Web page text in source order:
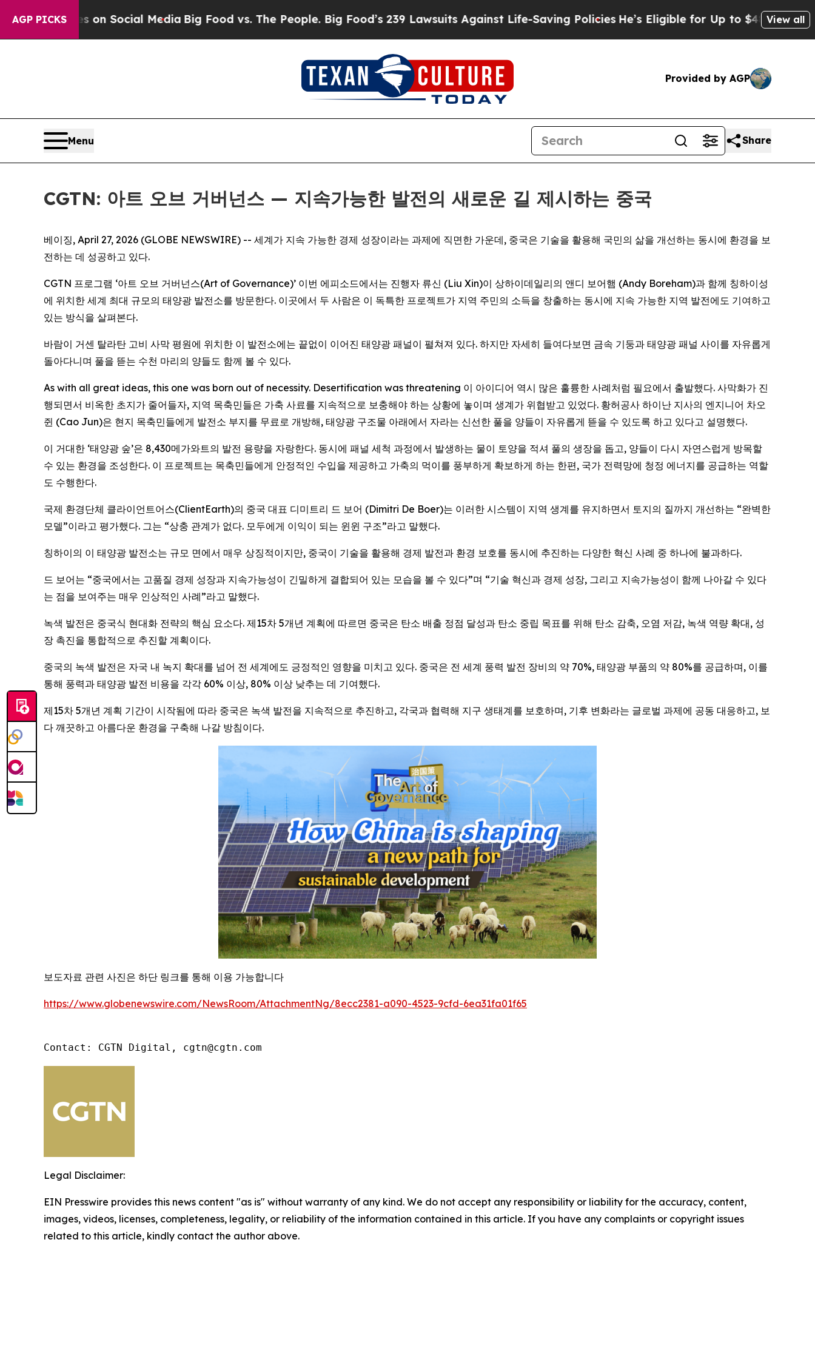
AGP PICKS
on Social MediaBig Food vs. The People. Big Food’s 239 Lawsuits Against Life-Saving PoliciesHe’s Eligible for Up to $480,000 AfterView all
Provided by AGP
Menu Share
CGTN: 아트 오브 거버넌스 — 지속가능한 발전의 새로운 길 제시하는 중국
베이징, April 27, 2026 (GLOBE NEWSWIRE) -- 세계가 지속 가능한 경제 성장이라는 과제에 직면한 가운데, 중국은 기술을 활용해 국민의 삶을 개선하는 동시에 환경을 보
전하는 데 성공하고 있다.
CGTN 프로그램 ‘아트 오브 거버넌스(Art of Governance)’ 이번 에피소드에서는 진행자 류신 (Liu Xin)이 상하이데일리의 앤디 보어햄 (Andy Boreham)과 함께 칭하이성
에 위치한 세계 최대 규모의 태양광 발전소를 방문한다. 이곳에서 두 사람은 이 독특한 프로젝트가 지역 주민의 소득을 창출하는 동시에 지속 가능한 지역 발전에도 기여하고
있는 방식을 살펴본다.
바람이 거센 탈라탄 고비 사막 평원에 위치한 이 발전소에는 끝없이 이어진 태양광 패널이 펼쳐져 있다. 하지만 자세히 들여다보면 금속 기둥과 태양광 패널 사이를 자유롭게
돌아다니며 풀을 뜯는 수천 마리의 양들도 함께 볼 수 있다.
As with all great ideas, this one was born out of necessity. Desertification was threatening 이 아이디어 역시 많은 훌륭한 사례처럼 필요에서 출발했다. 사막화가 진
행되면서 비옥한 초지가 줄어들자, 지역 목축민들은 가축 사료를 지속적으로 보충해야 하는 상황에 놓이며 생계가 위협받고 있었다. 황허공사 하이난 지사의 엔지니어 차오
쥔 (Cao Jun)은 현지 목축민들에게 발전소 부지를 무료로 개방해, 태양광 구조물 아래에서 자라는 신선한 풀을 양들이 자유롭게 뜯을 수 있도록 하고 있다고 설명했다.
이 거대한 ‘태양광 숲’은 8,430메가와트의 발전 용량을 자랑한다. 동시에 패널 세척 과정에서 발생하는 물이 토양을 적셔 풀의 생장을 돕고, 양들이 다시 자연스럽게 방목할
수 있는 환경을 조성한다. 이 프로젝트는 목축민들에게 안정적인 수입을 제공하고 가축의 먹이를 풍부하게 확보하게 하는 한편, 국가 전력망에 청정 에너지를 공급하는 역할
도 수행한다.
국제 환경단체 클라이언트어스(ClientEarth)의 중국 대표 디미트리 드 보어 (Dimitri De Boer)는 이러한 시스템이 지역 생계를 유지하면서 토지의 질까지 개선하는 “완벽한
모델”이라고 평가했다. 그는 “상충 관계가 없다. 모두에게 이익이 되는 윈윈 구조”라고 말했다.
칭하이의 이 태양광 발전소는 규모 면에서 매우 상징적이지만, 중국이 기술을 활용해 경제 발전과 환경 보호를 동시에 추진하는 다양한 혁신 사례 중 하나에 불과하다.
드 보어는 “중국에서는 고품질 경제 성장과 지속가능성이 긴밀하게 결합되어 있는 모습을 볼 수 있다”며 “기술 혁신과 경제 성장, 그리고 지속가능성이 함께 나아갈 수 있다
는 점을 보여주는 매우 인상적인 사례”라고 말했다.
녹색 발전은 중국식 현대화 전략의 핵심 요소다. 제15차 5개년 계획에 따르면 중국은 탄소 배출 정점 달성과 탄소 중립 목표를 위해 탄소 감축, 오염 저감, 녹색 역량 확대, 성
장 촉진을 통합적으로 추진할 계획이다.
중국의 녹색 발전은 자국 내 녹지 확대를 넘어 전 세계에도 긍정적인 영향을 미치고 있다. 중국은 전 세계 풍력 발전 장비의 약 70%, 태양광 부품의 약 80%를 공급하며, 이를
통해 풍력과 태양광 발전 비용을 각각 60% 이상, 80% 이상 낮추는 데 기여했다.
제15차 5개년 계획 기간이 시작됨에 따라 중국은 녹색 발전을 지속적으로 추진하고, 각국과 협력해 지구 생태계를 보호하며, 기후 변화라는 글로벌 과제에 공동 대응하고, 보
다 깨끗하고 아름다운 환경을 구축해 나갈 방침이다.
보도자료 관련 사진은 하단 링크를 통해 이용 가능합니다
https://www.globenewswire.com/NewsRoom/AttachmentNg/8ecc2381-a090-4523-9cfd-6ea31fa01f65
Contact: CGTN Digital, cgtn@cgtn.com
Legal Disclaimer:
EIN Presswire provides this news content "as is" without warranty of any kind. We do not accept any responsibility or liability for the accuracy, content,
images, videos, licenses, completeness, legality, or reliability of the information contained in this article. If you have any complaints or copyright issues
related to this article, kindly contact the author above.